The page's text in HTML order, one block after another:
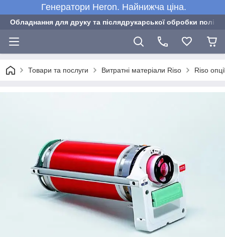
Генератори Heron. Найнижча ціна.
Обладнання для друку та післядрукарської обробки
Товари та послуги Витратні матеріали Riso Riso